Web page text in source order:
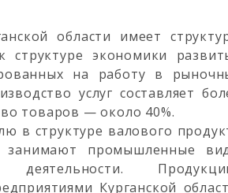
области имеет
структуре экономики
на работу в
услуг составляет
товаров — около 40%.
в структуре валового
занимают промышленные
деятельности.
Курганской